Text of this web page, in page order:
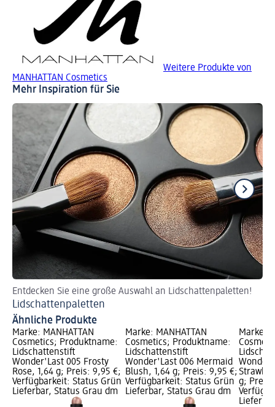
Weitere Produkte von
MANHATTAN Cosmetics
Mehr Inspiration für Sie
Entdecken Sie eine große Auswahl an Lidschattenpaletten!
Lidschattenpaletten
Ähnliche Produkte
Marke: MANHATTAN
Cosmetics; Produktname:
Lidschattenstift
Wonder'Last 005 Frosty
Rose, 1,64 g; Preis: 9,95 €;
Verfügbarkeit: Status Grün
Lieferbar, Status Grau dm
Marke: MANHATTAN
Cosmetics; Produktname:
Lidschattenstift
Wonder'Last 006 Mermaid
Blush, 1,64 g; Preis: 9,95 €;
Verfügbarkeit: Status Grün
Lieferbar, Status Grau dm
Marke:
g; Preis: